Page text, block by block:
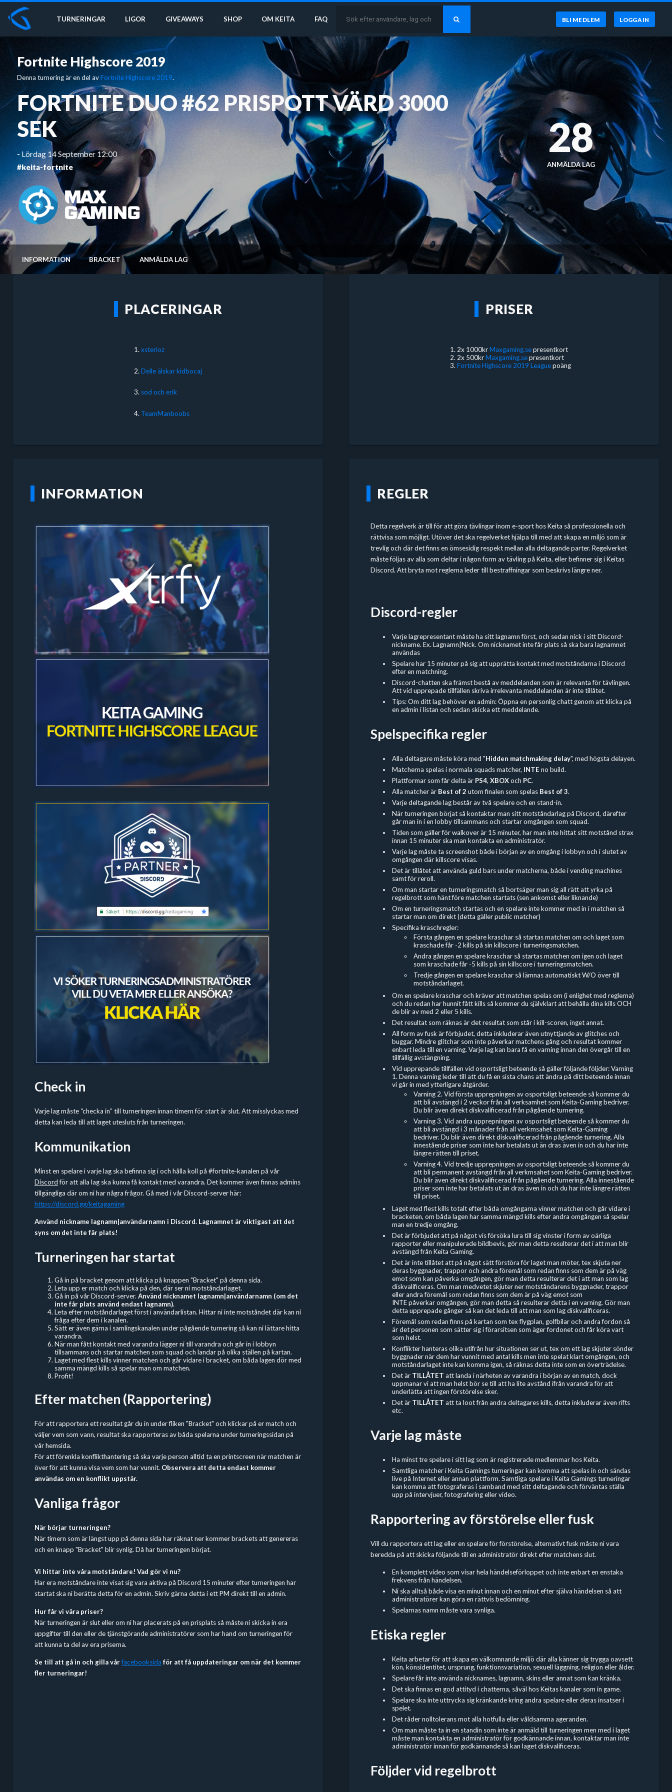
TURNERINGAR LIGOR GIVEAWAYS SHOP OM KEITA FAQ BLI MEDLEM LOGGA IN
Fortnite Highscore 2019
Denna turnering är en del avFortnite Highscore 2019.
FORTNITE DUO #62 PRISPOTT VÄRD 3000
SEK
- Lördag 14 September 12:00
#keita-fortnite
28
ANMÄLDA LAG
INFORMATION BRACKET ANMÄLDA LAG
PLACERINGAR
1.xsterioz
2. Delle älskar kidbocaj
3. sod och erik
4. TeamManboobs
PRISER
2x 1000krMaxgaming.sepresentkort
2x 500krMaxgaming.sepresentkort
Fortnite Highscore 2019 Leaguepoäng
INFORMATION
Check in
Varje lag måste “checka in” till turneringen innan timern för start är slut. Att misslyckas med
detta kan leda till att laget utesluts från turneringen.
Kommunikation
Minst en spelare i varje lag ska befinna sig i och hålla koll på #fortnite-kanalen på vår
Discordför att alla lag ska kunna få kontakt med varandra. Det kommer även finnas admins
tillgängliga där om ni har några frågor. Gå med i vår Discord-server här:
https://discord.gg/keitagaming
Använd nickname lagnamn|användarnamn i Discord. Lagnamnet är viktigast att det
syns om det inte får plats!
Turneringen har startat
Gå in på bracket genom att klicka på knappen "Bracket" på denna sida.
Leta upp er match och klicka på den, där ser ni motståndarlaget.
Gå in på vår Discord-server.Använd nicknamet lagnamn|användarnamn (om det
inte får plats använd endast lagnamn).
Leta efter motståndarlaget först i användarlistan. Hittar ni inte motståndet där kan ni
fråga efter dem i kanalen.
Sätt er även gärna i samlingskanalen under pågående turnering så kan ni lättare hitta
varandra.
När man fått kontakt med varandra lägger ni till varandra och går in i lobbyn
tillsammans och startar matchen som squad och landar på olika ställen på kartan.
Laget med flest kills vinner matchen och går vidare i bracket, om båda lagen dör med
samma mängd kills så spelar man om matchen.
Profit!
Efter matchen (Rapportering)
För att rapportera ett resultat går du in under fliken "Bracket" och klickar på er match och
väljer vem som vann, resultat ska rapporteras av båda spelarna under turneringssidan på
vår hemsida.
För att förenkla konflikthantering så ska varje person alltid ta en printscreen när matchen är
över för att kunna visa vem som har vunnit. Observera att detta endast kommer
användas om en konflikt uppstår.
Vanliga frågor
När börjar turneringen?
När timern som är längst upp på denna sida har räknat ner kommer brackets att genereras
och en knapp "Bracket" blir synlig. Då har turneringen börjat.
Vi hittar inte våra motståndare! Vad gör vi nu?
Har era motståndare inte visat sig vara aktiva på Discord 15 minuter efter turneringen har
startat ska ni berätta detta för en admin. Skriv gärna detta i ett PM direkt till en admin.
Hur får vi våra priser?
När turneringen är slut eller om ni har placerats på en prisplats så måste ni skicka in era
uppgifter till den eller de tjänstgörande administratörer som har hand om turneringen för
att kunna ta del av era priserna.
Se till att gå in och gilla vårfacebooksida för att få uppdateringar om när det kommer
fler turneringar!
REGLER
Detta regelverk är till för att göra tävlingar inom e-sport hos Keita så professionella och
rättvisa som möjligt. Utöver det ska regelverket hjälpa till med att skapa en miljö som är
trevlig och där det finns en ömsesidig respekt mellan alla deltagande parter. Regelverket
måste följas av alla som deltar i någon form av tävling på Keita, eller befinner sig i Keitas
Discord. Att bryta mot reglerna leder till bestraffningar som beskrivs längre ner.
Discord-regler
Varje lagrepresentant måste ha sitt lagnamn först, och sedan nick i sitt Discord-
nickname. Ex. Lagnamn|Nick. Om nicknamet inte får plats så ska bara lagnamnet
användas
Spelare har 15 minuter på sig att upprätta kontakt med motståndarna i Discord
efter en matchning.
Discord-chatten ska främst bestå av meddelanden som är relevanta för tävlingen.
Att vid upprepade tillfällen skriva irrelevanta meddelanden är inte tillåtet.
Tips: Om ditt lag behöver en admin: Öppna en personlig chatt genom att klicka på
en admin i listan och sedan skicka ett meddelande.
Spelspecifika regler
Alla deltagare måste köra med "Hidden matchmaking delay", med högsta delayen.
Matcherna spelas i normala squads matcher, INTE no build.
Plattformar som får delta är PS4, XBOXoch PC.
Alla matcher är Best of 2 utom finalen som spelas Best of 3.
Varje deltagande lag består av två spelare och en stand-in.
När turneringen börjat så kontaktar man sitt motståndarlag på Discord, därefter
går man in i en lobby tillsammans och startar omgången som squad.
Tiden som gäller för walkover är 15 minuter, har man inte hittat sitt motstånd strax
innan 15 minuter ska man kontakta en administratör.
Varje lag måste ta screenshot både i början av en omgång i lobbyn och i slutet av
omgången där killscore visas.
Det är tillåtet att använda guld bars under matcherna, både i vending machines
samt för reroll.
Om man startar en turneringsmatch så bortsäger man sig all rätt att yrka på
regelbrott som hänt före matchen startats (sen ankomst eller liknande)
Om en turneringsmatch startas och en spelare inte kommer med in i matchen så
startar man om direkt (detta gäller public matcher)
Specifika kraschregler:
Första gången en spelare kraschar så startas matchen om och laget som
kraschade får -2 kills på sin killscore i turneringsmatchen.
Andra gången en spelare kraschar så startas matchen om igen och laget
som kraschade får -5 kills på sin killscore i turneringsmatchen.
Tredje gången en spelare kraschar så lämnas automatiskt W/O över till
motståndarlaget.
Om en spelare kraschar och kräver att matchen spelas om (i enlighet med reglerna)
och du redan har hunnit fått kills så kommer du självklart att behålla dina kills OCH
de blir av med 2 eller 5 kills.
Det resultat som räknas är det resultat som står i kill-scoren, inget annat.
All form av fusk är förbjudet, detta inkluderar även utnyttjande av glitches och
buggar. Mindre glitchar som inte påverkar matchens gång och resultat kommer
enbart leda till en varning. Varje lag kan bara få en varning innan den övergår till en
tillfällig avstängning.
Vid upprepande tillfällen vid osportsligt beteende så gäller följande följder: Varning
1. Denna varning leder till att du få en sista chans att ändra på ditt beteende innan
vi går in med ytterligare åtgärder.
Varning 2. Vid första upprepningen av osportsligt beteende så kommer du
att bli avstängd i 2 veckor från all verksamhet som Keita-Gaming bedriver.
Du blir även direkt diskvalificerad från pågående turnering.
Varning 3. Vid andra upprepningen av osportsligt beteende så kommer du
att bli avstängd i 3 månader från all verkmsahet som Keita-Gaming
bedriver. Du blir även direkt diskvalificerad från pågående turnering. Alla
innestående priser som inte har betalats ut än dras även in och du har inte
längre rätten till priset.
Varning 4. Vid tredje upprepningen av osportsligt beteende så kommer du
att bli permanent avstängd från all verkmsahet som Keita-Gaming bedriver.
Du blir även direkt diskvalificerad från pågående turnering. Alla innestående
priser som inte har betalats ut än dras även in och du har inte längre rätten
till priset.
Laget med flest kills totalt efter båda omgångarna vinner matchen och går vidare i
bracketen, om båda lagen har samma mängd kills efter andra omgången så spelar
man en tredje omgång.
Det är förbjudetatt på något vis försöka lura till sig vinster i form av oärliga
rapporter eller manipulerade bildbevis, gör man detta resulterar det i att man blir
avstängd från Keita Gaming.
Det är inte tillåtet att på något sätt förstöra för laget man möter, tex skjuta ner
deras byggnader, trappor och andra föremål som redan finns som dem är på väg
emot som kan påverka omgången, gör man detta resulterar det i att man som lag
diskvalificeras. Om man medvetet skjuter ner motståndarens byggnader, trappor
eller andra föremål som redan finns som dem är på väg emot som
INTE påverkar omgången, gör man detta så resulterar detta i en varning. Gör man
detta upprepade gånger så kan det leda till att man som lag diskvalificeras.
Föremål som redan finns på kartan som tex flygplan, golfbilar och andra fordon så
är det personen som sätter sig i förarsitsen som äger fordonet och får köra vart
som helst.
Konflikter hanteras olika utifrån hur situationen ser ut, tex om ett lag skjuter sönder
byggnader när dem har vunnit med antal kills men inte spelat klart omgången, och
motståndarlaget inte kan komma igen, så räknas detta inte som en överträdelse.
Det är TILLÅTET att landa i närheten av varandra i början av en match, dock
uppmanar vi att man helst bör se till att ha lite avstånd ifrån varandra för att
underlätta att ingen förstörelse sker.
Det är TILLÅTET att ta loot från andra deltagares kills, detta inkluderar även rifts
etc.
Varje lag måste
Ha minst tre spelare i sitt lag som är registrerade medlemmar hos Keita.
Samtliga matcher i Keita Gamings turneringar kan komma att spelas in och sändas
live på Internet eller annan plattform. Samtliga spelare i Keita Gamings turneringar
kan komma att fotograferas i samband med sitt deltagande och förväntas ställa
upp på intervjuer, fotografering eller video.
Rapportering av förstörelse eller fusk
Vill du rapportera ett lag eller en spelare för förstörelse, alternativt fusk måste ni vara
beredda på att skicka följande till en administratör direkt efter matchens slut.
En komplett video som visar hela händelseförloppet och inte enbart en enstaka
frekvens från händelsen.
Ni ska alltså både visa en minut innan och en minut efter själva händelsen så att
administratörer kan göra en rättvis bedömning.
Spelarnas namn måste vara synliga.
Etiska regler
Keita arbetar för att skapa en välkomnande miljö där alla känner sig trygga oavsett
kön, könsidentitet, ursprung, funktionsvariation, sexuell läggning, religion eller ålder.
Spelare får inte använda nicknames, lagnamn, skins eller annat som kan kränka.
Det ska finnas en god attityd i chatterna, såväl hos Keitas kanaler som in game.
Spelare ska inte uttrycka sig kränkande kring andra spelare eller deras insatser i
spelet.
Det råder nolltolerans mot alla hotfulla eller våldsamma ageranden.
Om man måste ta in en standin som inte är anmäld till turneringen men med i laget
måste man kontakta en administratör för godkännande innan, kontaktar man inte
administratör innan för godkännande så kan laget diskvalificeras.
Följder vid regelbrott